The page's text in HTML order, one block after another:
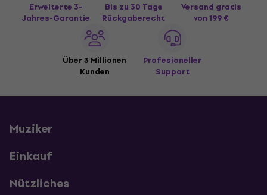
Erweiterte 3-
Jahres-Garantie
Bis zu 30 Tage
Rückgaberecht
Versand gratis
von 199 €
Über 3 Millionen
Kunden
Profesioneller
Support
Muziker
Einkauf
Nützliches